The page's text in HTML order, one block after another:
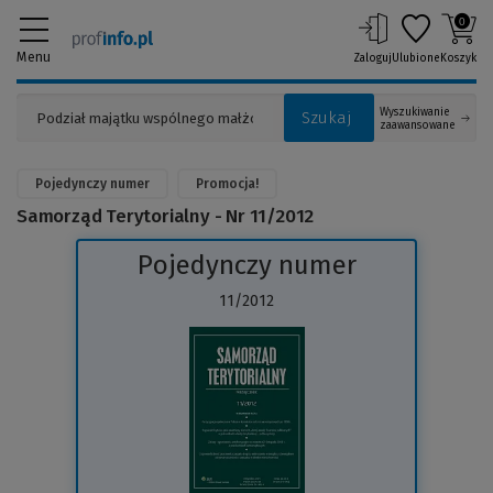
Menu
Szukaj
Wyszukiwanie
zaawansowane
ZalogujUlubione
0
Koszyk
Pojedynczy numer Promocja!
Samorząd Terytorialny - Nr 11/2012
Pojedynczy numer
11/2012